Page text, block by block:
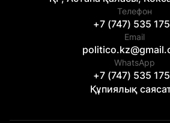
Телефон
+7 (747) 535
Email
WhatsApp
+7 (747) 535
Құпиялық